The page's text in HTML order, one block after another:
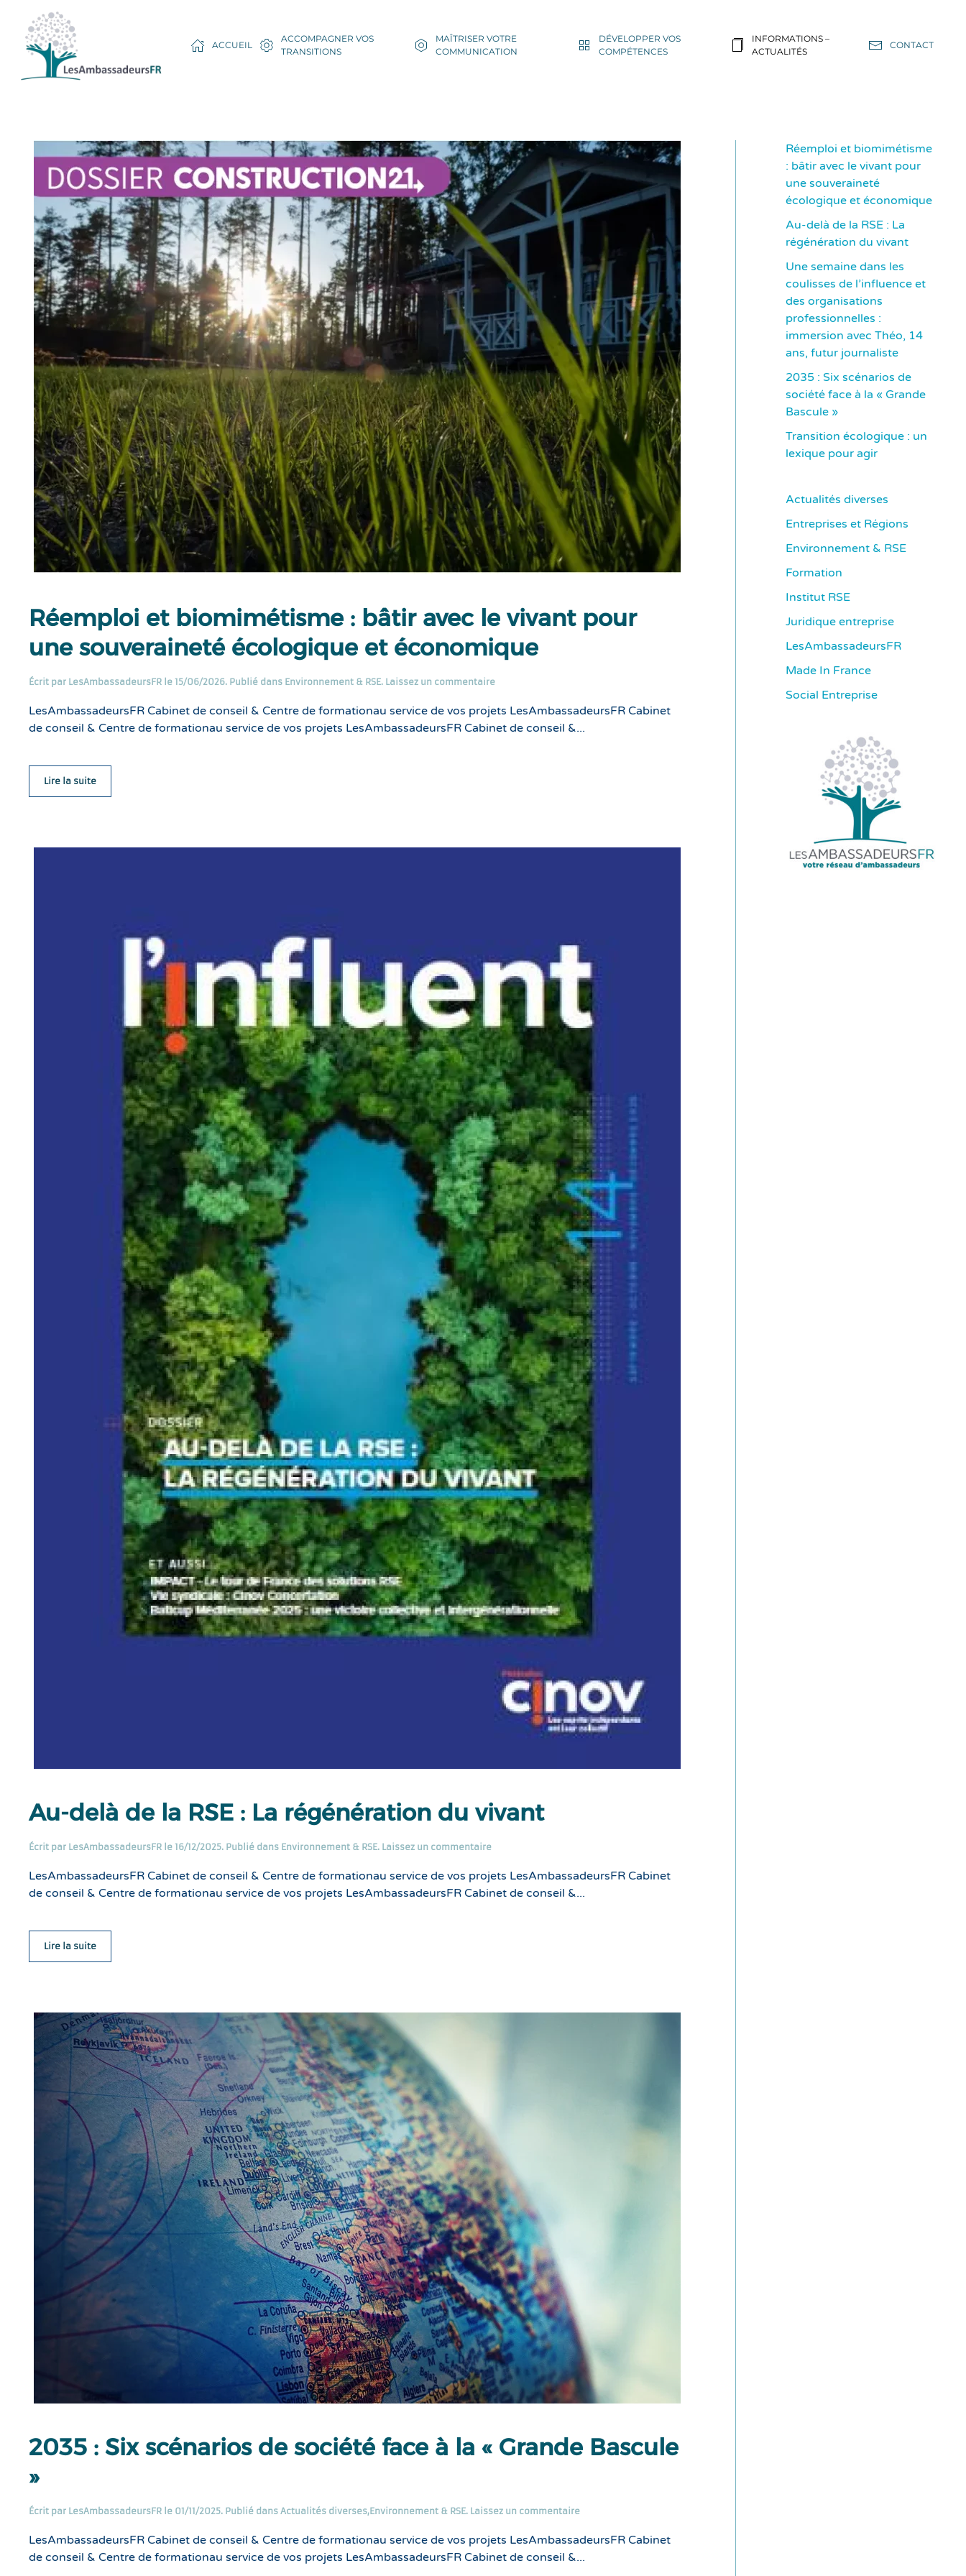
ACCUEIL
ACCOMPAGNER VOS
TRANSITIONS
MAÎTRISER VOTRE
COMMUNICATION
DÉVELOPPER VOS
COMPÉTENCES
INFORMATIONS –
ACTUALITÉS
CONTACT
Réemploi et biomimétisme : bâtir avec le vivant pour
une souveraineté écologique et économique
Écrit par LesAmbassadeursFR le 15/06/2026. Publié dans Environnement & RSE. Laissez un commentaire
LesAmbassadeursFR Cabinet de conseil & Centre de formationau service de vos projets LesAmbassadeursFR Cabinet
de conseil & Centre de formationau service de vos projets LesAmbassadeursFR Cabinet de conseil &...
Lire la suite
Au-delà de la RSE : La régénération du vivant
Écrit par LesAmbassadeursFR le 16/12/2025. Publié dans Environnement & RSE. Laissez un commentaire
LesAmbassadeursFR Cabinet de conseil & Centre de formationau service de vos projets LesAmbassadeursFR Cabinet
de conseil & Centre de formationau service de vos projets LesAmbassadeursFR Cabinet de conseil &...
Lire la suite
2035 : Six scénarios de société face à la « Grande Bascule
»
Écrit par LesAmbassadeursFR le 01/11/2025. Publié dans Actualités diverses,Environnement & RSE. Laissez un commentaire
LesAmbassadeursFR Cabinet de conseil & Centre de formationau service de vos projets LesAmbassadeursFR Cabinet
de conseil & Centre de formationau service de vos projets LesAmbassadeursFR Cabinet de conseil &...
Réemploi et biomimétisme
: bâtir avec le vivant pour
une souveraineté
écologique et économique
Au-delà de la RSE : La
régénération du vivant
Une semaine dans les
coulisses de l’influence et
des organisations
professionnelles :
immersion avec Théo, 14
ans, futur journaliste
2035 : Six scénarios de
société face à la « Grande
Bascule »
Transition écologique : un
lexique pour agir
Actualités diverses
Entreprises et Régions
Environnement & RSE
Formation
Institut RSE
Juridique entreprise
LesAmbassadeursFR
Made In France
Social Entreprise